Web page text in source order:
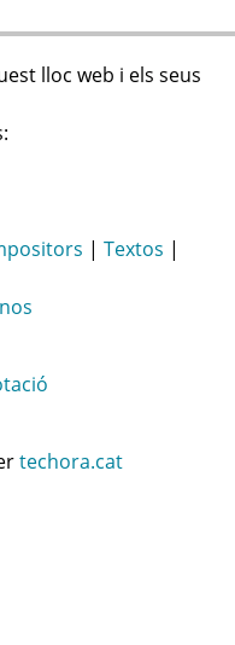
lloc web i els seus
| Textos |
techora.cat